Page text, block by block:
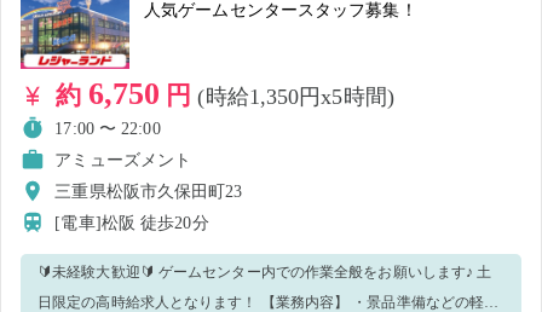
人気ゲームセンタースタッフ募集！
約 6,750 円(時給1,350円x5時間)
17:00 〜 22:00
アミューズメント
三重県松阪市久保田町23
[電車]松阪徒歩20分
🔰未経験大歓迎🔰 ゲームセンター内での作業全般をお願いします♪ 土
日限定の高時給求人となります！ 【業務内容】 ・景品準備などの軽作